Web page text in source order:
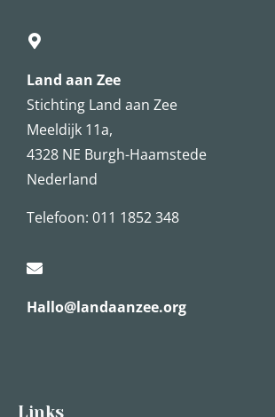
Land aan Zee
Stichting Land aan Zee
Meeldijk 11a,
4328 NE Burgh-Haamstede
Nederland
Telefoon: 011 1852 348
Hallo@landaanzee.org
Links